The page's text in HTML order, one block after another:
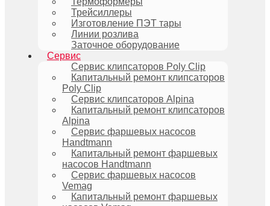
Трейсиллеры
Изготовление ПЭТ тары
Линии розлива
Заточное оборудование
Сервис
Сервис клипсаторов Poly Clip
Капитальный ремонт клипсаторов
Poly Clip
Сервис клипсаторов Alpina
Капитальный ремонт клипсаторов
Alpina
Сервис фаршевых насосов
Handtmann
Капитальный ремонт фаршевых
насосов Handtmann
Сервис фаршевых насосов
Vemag
Капитальный ремонт фаршевых